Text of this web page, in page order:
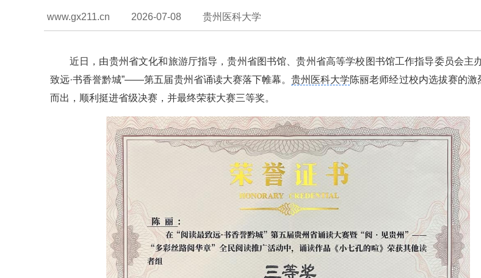
www.gx211.cn 2026-07-08 贵州医科大学
近日，由贵州省文化和旅游厅指导，贵州省图书馆、贵州省高等学校图书馆工作指导委员会主
致远·书香誉黔城”——第五届贵州省诵读大赛落下帷幕。贵州医科大学陈丽老师经过校内选拔赛的激
而出，顺利挺进省级决赛，并最终荣获大赛三等奖。